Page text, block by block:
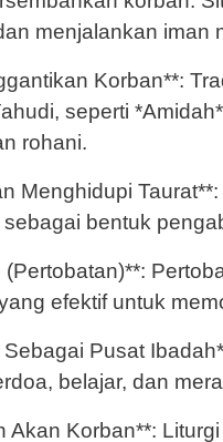
menjalankan iman
Korban**:
seperti
rohani.
Menghidupi
sebagai bentuk
(Pertobatan)**:
efektif untuk
Pusat
belajar, dan
Akan Korban**: